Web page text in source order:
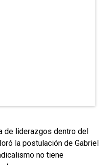
de liderazgos dentro del
la postulación de Gabriel
no tiene